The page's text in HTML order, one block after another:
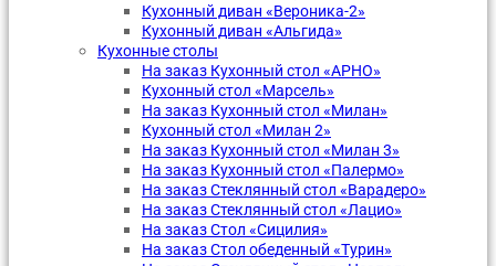
Кухонный диван «Вероника-2»
Кухонный диван «Альгида»
Кухонные столы
На заказ Кухонный стол «АРНО»
Кухонный стол «Марсель»
На заказ Кухонный стол «Милан»
Кухонный стол «Милан 2»
На заказ Кухонный стол «Милан 3»
На заказ Кухонный стол «Палермо»
На заказ Стеклянный стол «Варадеро»
На заказ Стеклянный стол «Лацио»
На заказ Стол «Сицилия»
На заказ Стол обеденный «Турин»